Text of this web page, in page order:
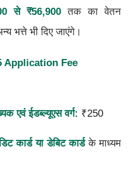
से₹56,900 तक का वेतन
भत्ते भी दिए जाएंगे।
Application Fee
एवं ईडब्ल्यूएस वर्ग: ₹250
कार्ड या डेबिट कार्डके माध्यम